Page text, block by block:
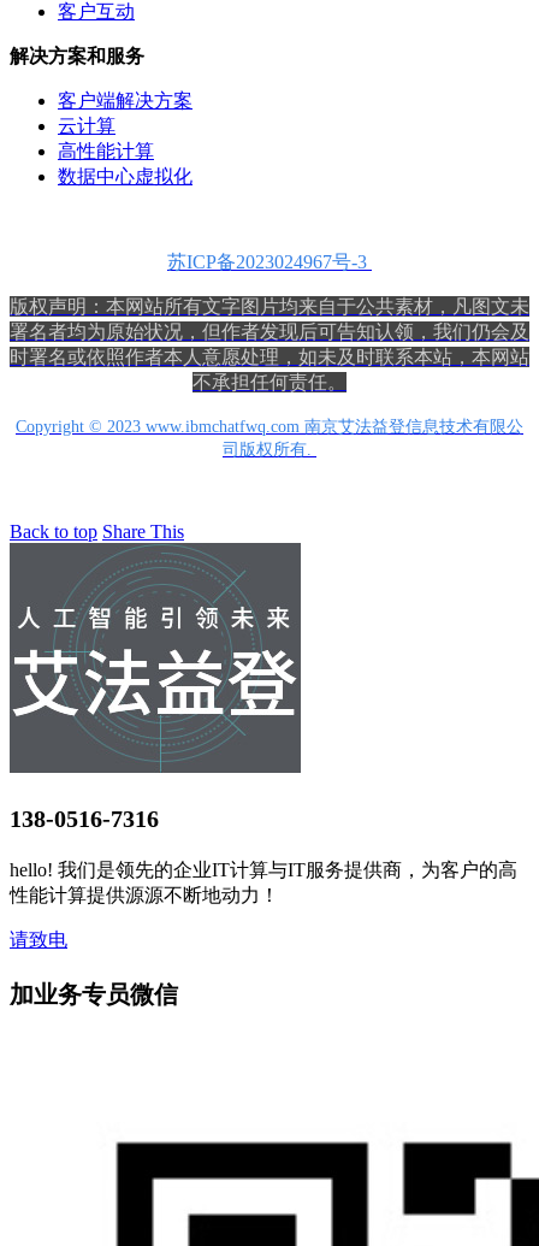
客户互动
解决方案和服务
客户端解决方案
云计算
高性能计算
数据中心虚拟化
苏ICP备2023024967号-3
版权声明：本网站所有文字图片均来自于公共素材， 凡图文未
署名者均为原始状况，但作者发现后可告知认领，我们仍会及
时署名或依照作者本人意愿处理，如未及时联系本站，本网站
不承担任何责任。
Copyright © 2023 www.ibmchatfwq.com 南京艾法益登信息技术有限公
司版权所有.
Back to top Share This
138-0516-7316
hello! 我们是领先的企业IT计算与IT服务提供商，为客户的高
性能计算提供源源不断地动力！
请致电
加业务专员微信